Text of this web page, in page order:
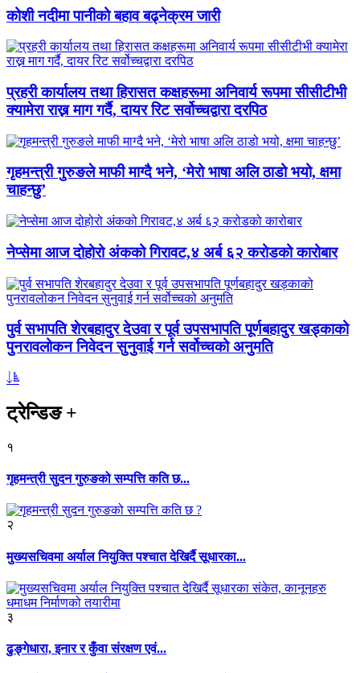
कोशी नदीमा पानीको बहाव बढ्नेक्रम जारी
प्रहरी कार्यालय तथा हिरासत कक्षहरूमा अनिवार्य रूपमा सीसीटीभी
क्यामेरा राख्न माग गर्दै, दायर रिट सर्वोच्चद्वारा दरपिठ
गृहमन्त्री गुरुङले माफी माग्दै भने, ‘मेरो भाषा अलि ठाडो भयो, क्षमा
चाहन्छु’
नेप्सेमा आज दोहोरो अंकको गिरावट,४ अर्ब ६२ करोडको कारोबार
पुर्व सभापति शेरबहादुर देउवा र पूर्व उपसभापति पूर्णबहादुर खड्काको
पुनरावलोकन निवेदन सुनुवाई गर्न सर्वोच्चको अनुमति
ट्रेन्डिङ+
१
गृहमन्त्री सुदन गुरुङको सम्पत्ति कति छ...
२
मुख्यसचिवमा अर्याल नियुक्ति पश्चात देखिर्दै सूधारका...
३
ढुङ्गेधारा, इनार र कुँवा संरक्षण एवं...